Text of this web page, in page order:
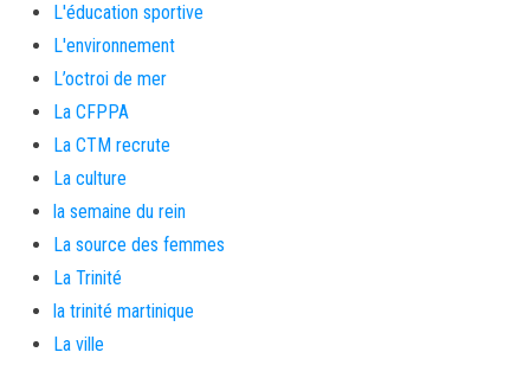
L'éducation sportive
L'environnement
L’octroi de mer
La CFPPA
La CTM recrute
La culture
la semaine du rein
La source des femmes
La Trinité
la trinité martinique
La ville